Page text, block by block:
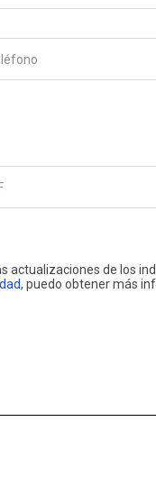
de los
, puedo obtener más